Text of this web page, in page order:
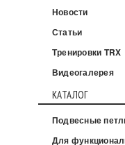
Новости
Статьи
Тренировки TRX
Видеогалерея
КАТАЛОГ
Подвесные
Для